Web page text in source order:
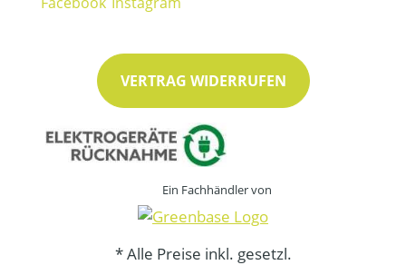
VERTRAG WIDERRUFEN
Ein Fachhändler von
* Alle Preise inkl. gesetzl.